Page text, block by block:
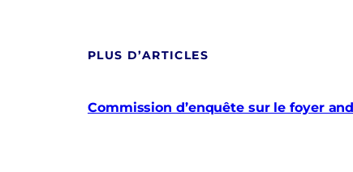
PLUS D’ARTICLES
Commission d’enquête sur le foyer